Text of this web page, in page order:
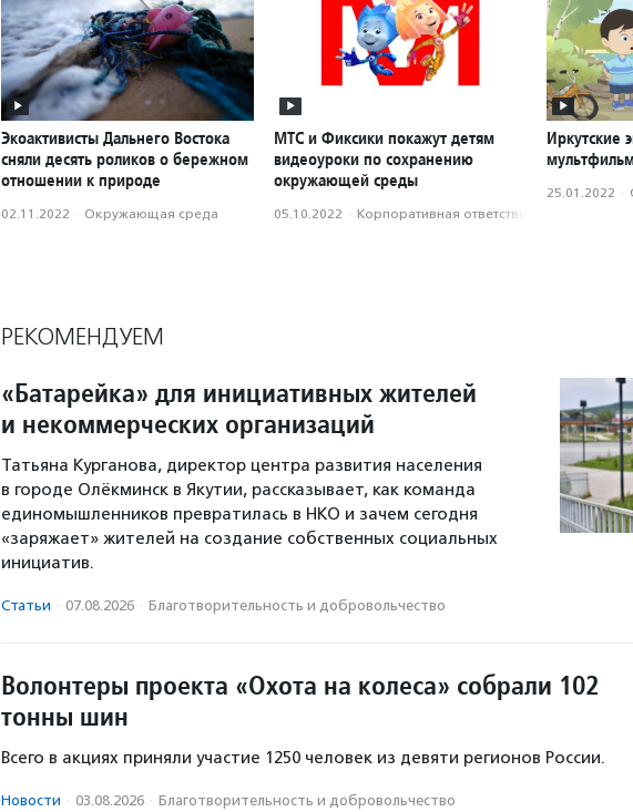
Экоактивисты Дальнего Востока
сняли десять роликов о бережном
отношении к природе
02.11.2022 · Окружающая среда
МТС и Фиксики покажут детям
видеоуроки по сохранению
окружающей среды
05.10.2022 · Корпоративная ответственность
Иркутские
25.01.2022 ·
РЕКОМЕНДУЕМ
«Батарейка» для инициативных жителей
и некоммерческих организаций
Татьяна Курганова, директор центра развития населения
в городе Олёкминск в Якутии, рассказывает, как команда
единомышленников превратилась в НКО и зачем сегодня
«заряжает» жителей на создание собственных социальных
инициатив.
Статьи · 07.08.2026 · Благотвори­тель­ность и доброволь­чест­во
Волонтеры проекта «Охота на колеса» собрали 102
тонны шин
Всего в акциях приняли участие 1250 человек из девяти регионов России.
Новости · 03.08.2026 · Благотвори­тель­ность и доброволь­чест­во